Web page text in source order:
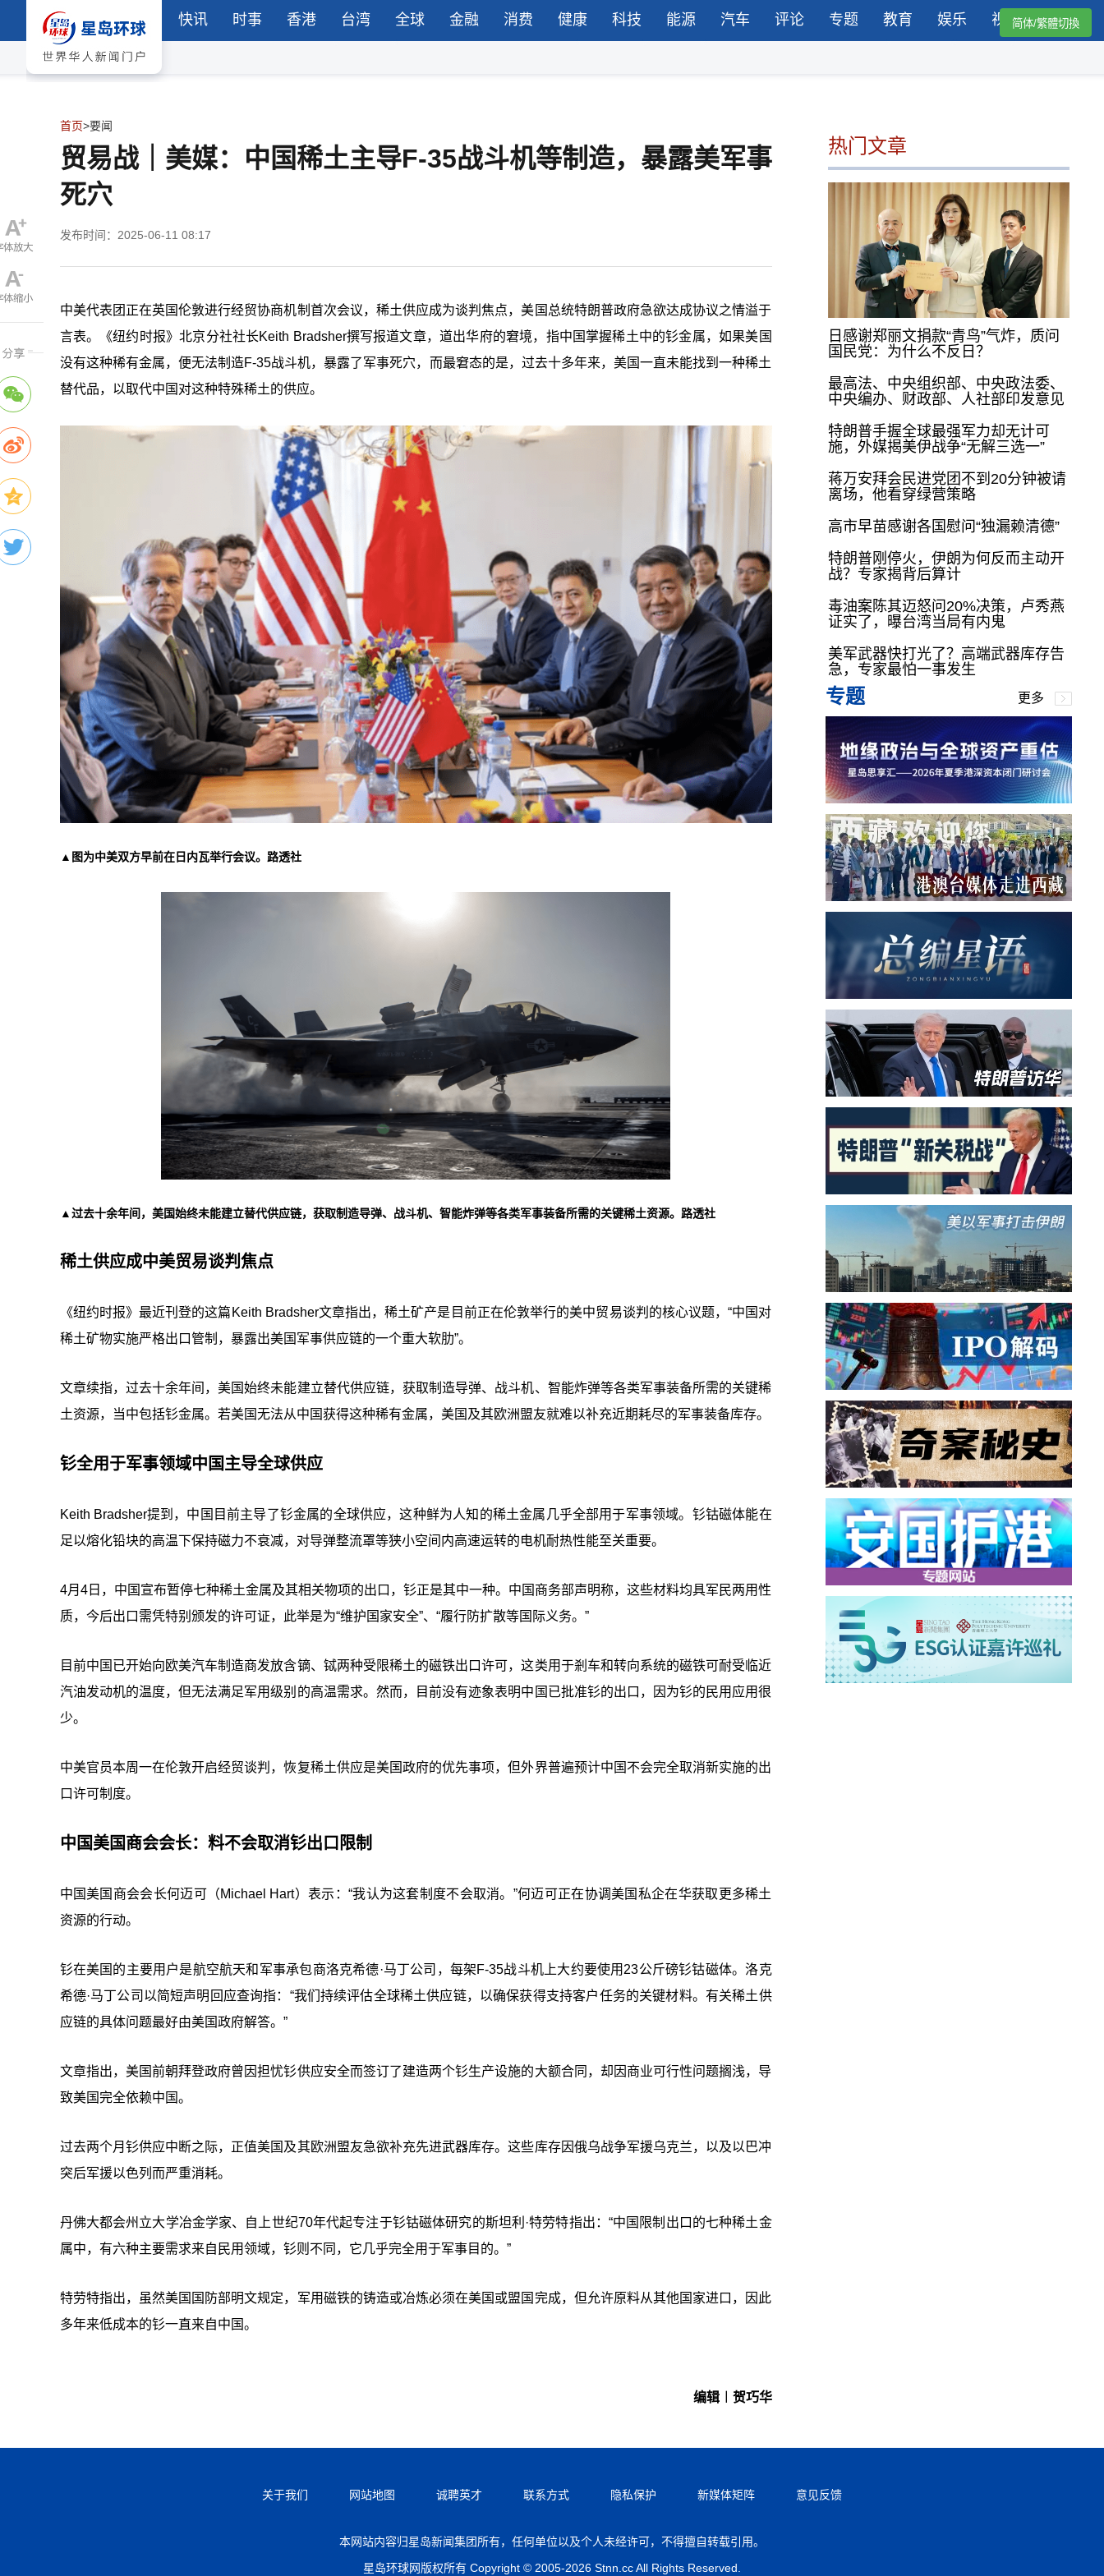
快讯 时事 香港 台湾 全球 金融 消费 健康 科技 能源 汽车 评论 专题 教育 娱乐 视频简体/繁體切換
首页>要闻
贸易战｜美媒：中国稀土主导F-35战斗机等制造，暴露美军事
死穴
发布时间：2025-06-11 08:17
中美代表团正在英国伦敦进行经贸协商机制首次会议，稀土供应成为谈判焦点，美国总统特朗普政府急欲达成协议之情溢于
言表。《纽约时报》北京分社社长Keith Bradsher撰写报道文章，道出华府的窘境，指中国掌握稀土中的钐金属，如果美国
没有这种稀有金属，便无法制造F-35战斗机，暴露了军事死穴，而最窘态的是，过去十多年来，美国一直未能找到一种稀土
替代品，以取代中国对这种特殊稀土的供应。
▲图为中美双方早前在日内瓦举行会议。路透社
▲过去十余年间，美国始终未能建立替代供应链，获取制造导弹、战斗机、智能炸弹等各类军事装备所需的关键稀土资源。路透社
稀土供应成中美贸易谈判焦点
《纽约时报》最近刊登的这篇Keith Bradsher文章指出，稀土矿产是目前正在伦敦举行的美中贸易谈判的核心议题，“中国对
稀土矿物实施严格出口管制，暴露出美国军事供应链的一个重大软肋”。
文章续指，过去十余年间，美国始终未能建立替代供应链，获取制造导弹、战斗机、智能炸弹等各类军事装备所需的关键稀
土资源，当中包括钐金属。若美国无法从中国获得这种稀有金属，美国及其欧洲盟友就难以补充近期耗尽的军事装备库存。
钐全用于军事领域中国主导全球供应
Keith Bradsher提到，中国目前主导了钐金属的全球供应，这种鲜为人知的稀土金属几乎全部用于军事领域。钐钴磁体能在
足以熔化铅块的高温下保持磁力不衰减，对导弹整流罩等狭小空间内高速运转的电机耐热性能至关重要。
4月4日，中国宣布暂停七种稀土金属及其相关物项的出口，钐正是其中一种。中国商务部声明称，这些材料均具军民两用性
质，今后出口需凭特别颁发的许可证，此举是为“维护国家安全”、“履行防扩散等国际义务。”
目前中国已开始向欧美汽车制造商发放含镝、铽两种受限稀土的磁铁出口许可，这类用于剎车和转向系统的磁铁可耐受临近
汽油发动机的温度，但无法满足军用级别的高温需求。然而，目前没有迹象表明中国已批准钐的出口，因为钐的民用应用很
少。
中美官员本周一在伦敦开启经贸谈判，恢复稀土供应是美国政府的优先事项，但外界普遍预计中国不会完全取消新实施的出
口许可制度。
中国美国商会会长：料不会取消钐出口限制
中国美国商会会长何迈可（Michael Hart）表示：“我认为这套制度不会取消。”何迈可正在协调美国私企在华获取更多稀土
资源的行动。
钐在美国的主要用户是航空航天和军事承包商洛克希德·马丁公司，每架F-35战斗机上大约要使用23公斤磅钐钴磁体。洛克
希德·马丁公司以简短声明回应查询指：“我们持续评估全球稀土供应链，以确保获得支持客户任务的关键材料。有关稀土供
应链的具体问题最好由美国政府解答。”
文章指出，美国前朝拜登政府曾因担忧钐供应安全而签订了建造两个钐生产设施的大额合同，却因商业可行性问题搁浅，导
致美国完全依赖中国。
过去两个月钐供应中断之际，正值美国及其欧洲盟友急欲补充先进武器库存。这些库存因俄乌战争军援乌克兰，以及以巴冲
突后军援以色列而严重消耗。
丹佛大都会州立大学冶金学家、自上世纪70年代起专注于钐钴磁体研究的斯坦利·特劳特指出：“中国限制出口的七种稀土金
属中，有六种主要需求来自民用领域，钐则不同，它几乎完全用于军事目的。”
特劳特指出，虽然美国国防部明文规定，军用磁铁的铸造或冶炼必须在美国或盟国完成，但允许原料从其他国家进口，因此
多年来低成本的钐一直来自中国。
编辑︱贺巧华
热门文章
日感谢郑丽文捐款“青鸟”气炸，质问
国民党：为什么不反日？
最高法、中央组织部、中央政法委、
中央编办、财政部、人社部印发意见
特朗普手握全球最强军力却无计可
施，外媒揭美伊战争“无解三选一”
蒋万安拜会民进党团不到20分钟被请
离场，他看穿绿营策略
高市早苗感谢各国慰问“独漏赖清德”
特朗普刚停火，伊朗为何反而主动开
战？专家揭背后算计
毒油案陈其迈怒问20%决策，卢秀燕
证实了，曝台湾当局有内鬼
美军武器快打光了？高端武器库存告
急，专家最怕一事发生
专题 更多
关于我们 网站地图 诚聘英才 联系方式 隐私保护 新媒体矩阵 意见反馈
本网站内容归星岛新闻集团所有，任何单位以及个人未经许可，不得擅自转载引用。
星岛环球网版权所有 Copyright © 2005-2026 Stnn.cc All Rights Reserved.